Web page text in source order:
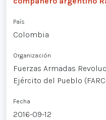
País
Colombia
Organización
Fuerzas Armadas
Ejército del Pueblo
Fecha
2016-09-12